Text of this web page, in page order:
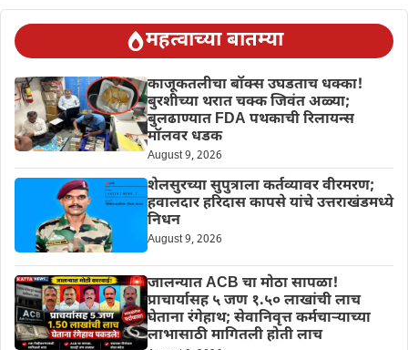
महत्वाच्या बातम्या
काजूकतलीचा बॉक्स उघडताच धक्का!
बुरशीच्या थरात चक्क जिवंत अळ्या;
बुलढाण्यात FDA पथकाची रिलायन्स
मॉलवर धडक
August 9, 2026
शेलसुरच्या सुपुत्राला कर्तव्यावर वीरमरण;
हवालदार हरिदास कापसे यांचे उत्तराखंडमध्ये
निधन
August 9, 2026
जालन्यात ACB चा मोठा सापळा!
प्राचार्यासह ५ जण १.५० लाखांची लाच
घेताना रंगेहाथ; सेवानिवृत्त कर्मचाऱ्याच्या
लाभासाठी मागितली होती लाच